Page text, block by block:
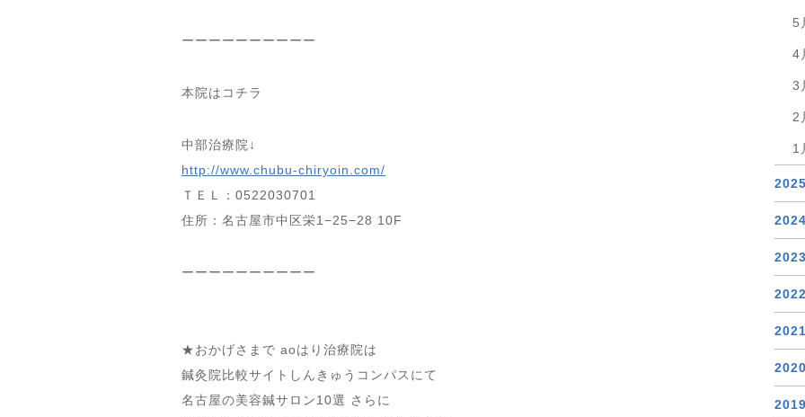
ーーーーーーーーーー
本院はコチラ
中部治療院↓
http://www.chubu-chiryoin.com/
ＴＥＬ：0522030701
住所：名古屋市中区栄1−25−28 10F
ーーーーーーーーーー
★おかげさまで aoはり治療院は
鍼灸院比較サイトしんきゅうコンパスにて
名古屋の美容鍼サロン10選 さらに
5
4
3
2
1
2025
2024
2023
2022
2021
2020
2019